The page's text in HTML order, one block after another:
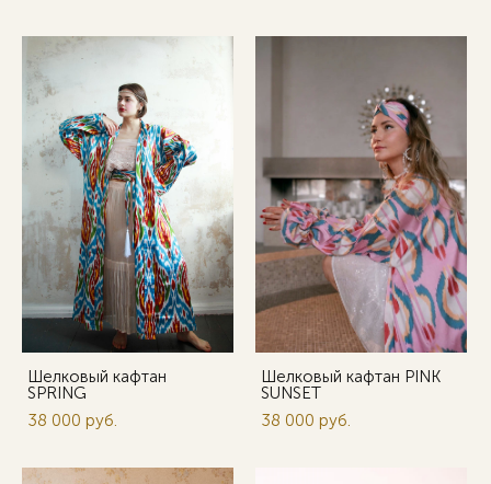
Шелковый кафтан
SPRING
38 000 pуб.
Шелковый кафтан PINK
SUNSET
38 000 pуб.